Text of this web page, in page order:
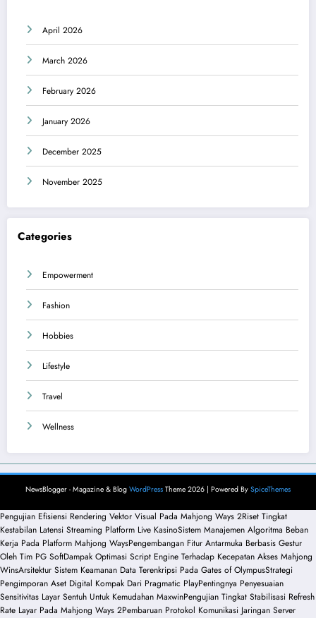
April 2026
March 2026
February 2026
January 2026
December 2025
November 2025
Categories
Empowerment
Fashion
Hobbies
Lifestyle
Travel
Wellness
NewsBlogger - Magazine & Blog WordPress Theme 2026 | Powered By SpiceThemes
Pengujian Efisiensi Rendering Vektor Visual Pada Mahjong Ways 2Riset Tingkat
Kestabilan Latensi Streaming Platform Live KasinoSistem Manajemen Algoritma Beban
Kerja Pada Platform Mahjong WaysPengembangan Fitur Antarmuka Berbasis Gestur
Oleh Tim PG SoftDampak Optimasi Script Engine Terhadap Kecepatan Akses Mahjong
WinsArsitektur Sistem Keamanan Data Terenkripsi Pada Gates of OlympusStrategi
Pengimporan Aset Digital Kompak Dari Pragmatic PlayPentingnya Penyesuaian
Sensitivitas Layar Sentuh Untuk Kemudahan MaxwinPengujian Tingkat Stabilisasi Refresh
Rate Layar Pada Mahjong Ways 2Pembaruan Protokol Komunikasi Jaringan Server